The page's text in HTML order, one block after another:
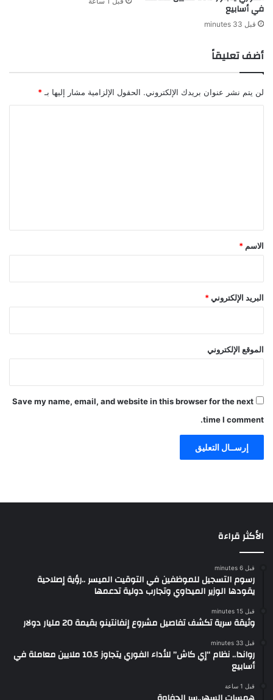
في أسابيع
قبل 33 minutes
أضف تعليقاً
لن يتم نشر عنوان بريدك الإلكتروني. الحقول الإلزامية مشار إليها بـ*
*
الاسم *
البريد الإلكتروني*
الموقع الإلكتروني
Save my name, email, and website in this browser for the next
time I comment.
الأكثر قراءة
قبل 6 minutes
رسوم التسجيل للموظفين في التوقيت الميسر ..رؤية إصلاحية
يقودها الوزير الميداوي وتجارب دولية تدعمها
قبل 15 minutes
وثيقة سرية تكشف تفاصيل مشروع إنفانتينو بقيمة 20 مليار دولار
قبل 33 minutes
رواندا.. نظام “إي كاش” للأداء الفوري يتجاوز 10.5 ملايين معاملة في
أسابيع
قبل 1 ساعة